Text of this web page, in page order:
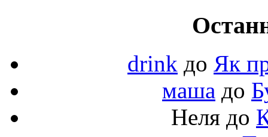
drink до Як
маша до
Неля до